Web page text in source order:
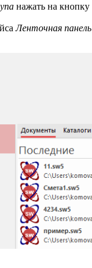
нажать на кнопку
Ленточная панель